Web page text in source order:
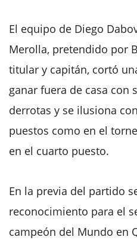
El equipo de Diego
Merolla, pretendido por
titular y capitán, cortó
ganar fuera de casa con
derrotas y se ilusiona
puestos como en el
en el cuarto puesto.
En la previa del partido
reconocimiento para el
campeón del Mundo en